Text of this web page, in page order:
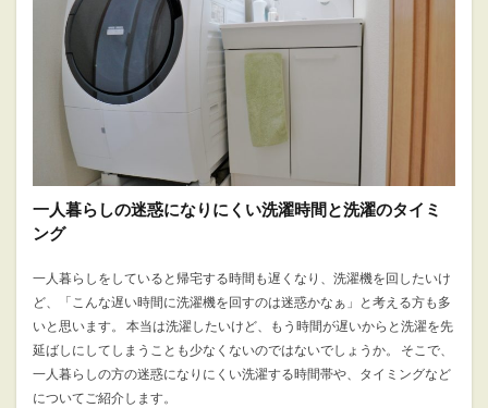
一人暮らしの迷惑になりにくい洗濯時間と洗濯のタイミ
ング
一人暮らしをしていると帰宅する時間も遅くなり、洗濯機を回したいけ
ど、「こんな遅い時間に洗濯機を回すのは迷惑かなぁ」と考える方も多
いと思います。 本当は洗濯したいけど、もう時間が遅いからと洗濯を先
延ばしにしてしまうことも少なくないのではないでしょうか。 そこで、
一人暮らしの方の迷惑になりにくい洗濯する時間帯や、タイミングなど
についてご紹介します。